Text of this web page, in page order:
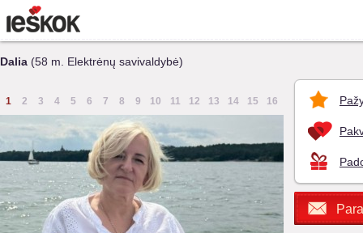
Dalia (58 m. Elektrėnų savivaldybė)
1 2 3 4 5 6 7 8 9 10 11 12 13 14 15 16